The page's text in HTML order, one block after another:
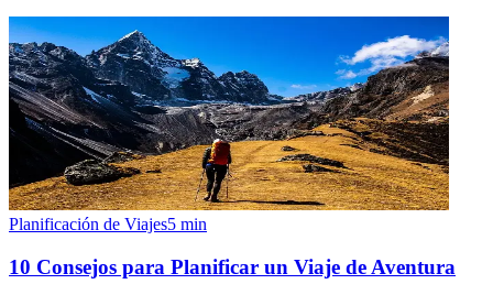
Planificación de Viajes5 min
10 Consejos para Planificar un Viaje de Aventura